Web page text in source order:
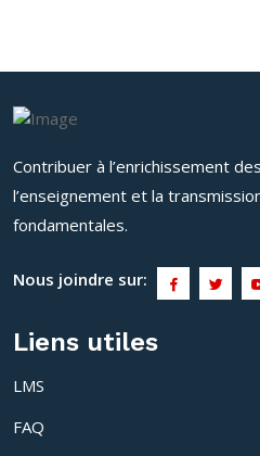
Contribuer à l’enrichissement
l’enseignement et la
fondamentales.
Nous joindre sur:
Liens utiles
LMS
FAQ